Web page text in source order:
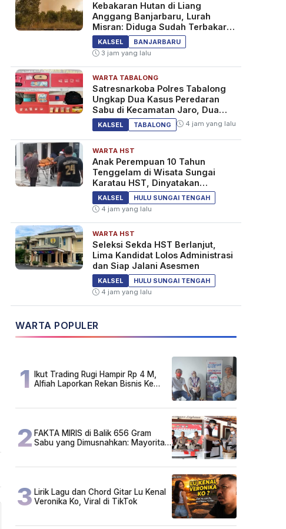
Kebakaran Hutan di Liang
Anggang Banjarbaru, Lurah
Misran: Diduga Sudah Terbakar
Sejak Tadi Malam
KALSEL
BANJARBARU
3 jam yang lalu
WARTA TABALONG
Satresnarkoba Polres Tabalong
Ungkap Dua Kasus Peredaran
Sabu di Kecamatan Jaro, Dua
Pelaku Diamankan
KALSEL TABALONG 4 jam yang lalu
WARTA HST
Anak Perempuan 10 Tahun
Tenggelam di Wisata Sungai
Karatau HST, Dinyatakan
Meninggal Dunia
KALSEL
HULU SUNGAI TENGAH
4 jam yang lalu
WARTA HST
Seleksi Sekda HST Berlanjut,
Lima Kandidat Lolos Administrasi
dan Siap Jalani Asesmen
KALSEL
HULU SUNGAI TENGAH
4 jam yang lalu
WARTA POPULER
1 Ikut Trading Rugi Hampir Rp 4 M,
Alfiah Laporkan Rekan Bisnis Ke
2 FAKTA MIRIS di Balik 656 Gram
Sabu yang Dimusnahkan: Mayoritas
3 Lirik Lagu dan Chord Gitar Lu Kenal
Veronika Ko, Viral di TikTok